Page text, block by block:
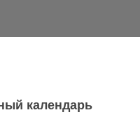
календарь